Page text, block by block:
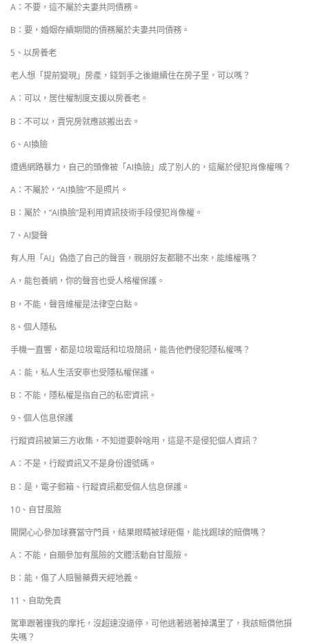
A：不要，這不屬於夫妻共同債務。
B：要，婚姻存續期間的債務屬於夫妻共同債務。
5、以房養老
老人想「提前變現」房產，錢到手之後繼續住在房子里，可以嗎？
A：可以，居住權制度支援以房養老。
B：不可以，賣完房就應該搬出去。
6、AI換臉
遭遇網路暴力，自己的頭像被「AI換臉」成了別人的，這屬於侵犯肖像權嗎？
A：不屬於，“AI換臉”不是照片。
B：屬於，“AI換臉”是利用資訊技術手段侵犯肖像權。
7、AI變聲
有人用「AI」偽造了自己的聲音，親朋好友都聽不出來，能維權嗎？
A，能包養網，你的聲音也受人格權保護。
B，不能，聲音維權是法律空白點。
8、個人隱私
手機一直響，都是垃圾電話和垃圾簡訊，能告他們侵犯隱私權嗎？
A：能，私人生活安寧也受隱私權保護。
B：不能，隱私權是指自己的私密資訊。
9、個人信息保護
行蹤資訊被第三方收集，不知道要幹啥用，這是不是侵犯個人資訊？
A：不是，行蹤資訊又不是身份證號碼。
B：是，電子郵箱、行蹤資訊都受個人信息保護。
10、自甘風險
開開心心參加球賽當守門員，結果眼睛被球砸傷，能找踢球的賠償嗎？
A：不能，自願參加有風險的文體活動自甘風險。
B：能，傷了人賠醫藥費天經地義。
11、自助免責
駕車跟著撞我的摩托，沒超速沒逼停，可他逃著逃著掉溝里了，我該賠償他損
失嗎？